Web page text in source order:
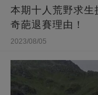
本期十人荒野求
奇葩退賽理由！
2023/08/05